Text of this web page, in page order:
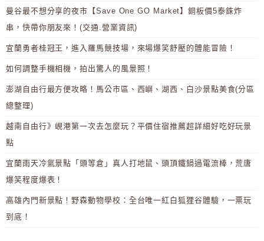
曼谷最不想分享的夜市【Save One GO Market】銅板價5泰銖炸
串，快帶你朋友來！(交通.營業資訊)
宜蘭勇者桂冠王，進入羅馬競技場，來場爆笑舒壓的體能冒險！
如何調整手機相機，拍出驚人的風景照！
澎湖自由行最方便攻略！馬公市區、西嶼、湖西、白沙景點美食(分區
總整理)
越南自由行》峴港第一次去怎麼玩？平價住宿推薦超詳細好吃好玩景
點
宜蘭雨天冷氣景點「頭等倉」真人打地鼠、頭頂鐵鍋過電流棒，荒唐
爆笑程度爆表！
高雄內門新景點！野森動物學校：全台唯一紅白狐狸谷體驗，一票玩
到底！